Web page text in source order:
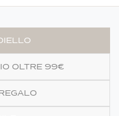
OLTRE 99€